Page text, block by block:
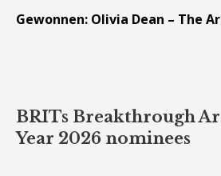
Gewonnen: Olivia Dean – The
BRITs Breakthrough
Year 2026 nominees